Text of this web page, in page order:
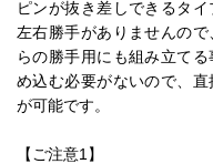
ピンが抜き差しできるタ
左右勝手がありませんの
らの勝手用にも組み立て
め込む必要がないので、
が可能です。
【ご注意1】